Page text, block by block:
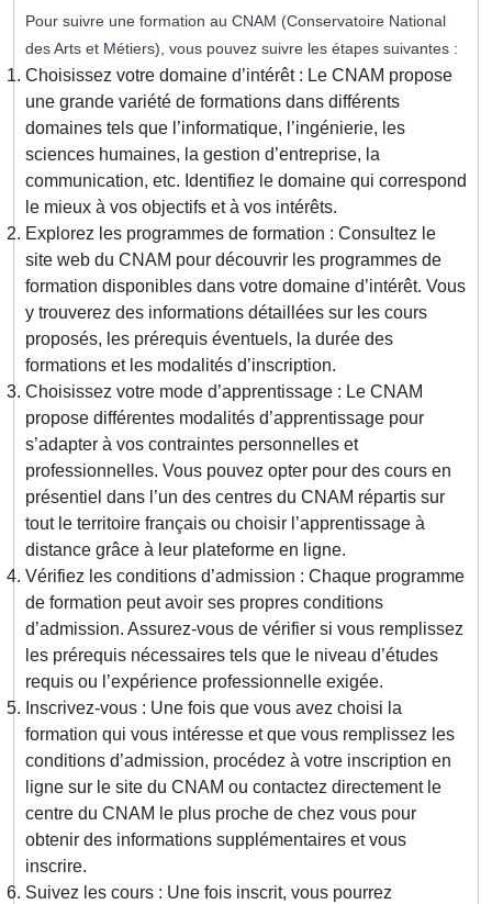
Pour suivre une formation au CNAM (Conservatoire National
des Arts et Métiers), vous pouvez suivre les étapes suivantes :
Choisissez votre domaine d’intérêt : Le CNAM propose
une grande variété de formations dans différents
domaines tels que l’informatique, l’ingénierie, les
sciences humaines, la gestion d’entreprise, la
communication, etc. Identifiez le domaine qui correspond
le mieux à vos objectifs et à vos intérêts.
Explorez les programmes de formation : Consultez le
site web du CNAM pour découvrir les programmes de
formation disponibles dans votre domaine d’intérêt. Vous
y trouverez des informations détaillées sur les cours
proposés, les prérequis éventuels, la durée des
formations et les modalités d’inscription.
Choisissez votre mode d’apprentissage : Le CNAM
propose différentes modalités d’apprentissage pour
s’adapter à vos contraintes personnelles et
professionnelles. Vous pouvez opter pour des cours en
présentiel dans l’un des centres du CNAM répartis sur
tout le territoire français ou choisir l’apprentissage à
distance grâce à leur plateforme en ligne.
Vérifiez les conditions d’admission : Chaque programme
de formation peut avoir ses propres conditions
d’admission. Assurez-vous de vérifier si vous remplissez
les prérequis nécessaires tels que le niveau d’études
requis ou l’expérience professionnelle exigée.
Inscrivez-vous : Une fois que vous avez choisi la
formation qui vous intéresse et que vous remplissez les
conditions d’admission, procédez à votre inscription en
ligne sur le site du CNAM ou contactez directement le
centre du CNAM le plus proche de chez vous pour
obtenir des informations supplémentaires et vous
inscrire.
Suivez les cours : Une fois inscrit, vous pourrez